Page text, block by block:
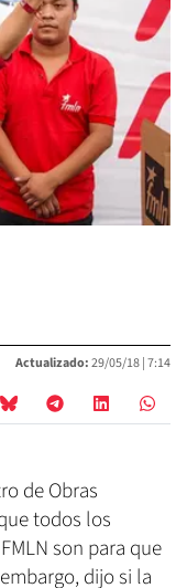
Actualizado:29/05/18 |7:14
de Obras
todos los
son para que
dijo si la